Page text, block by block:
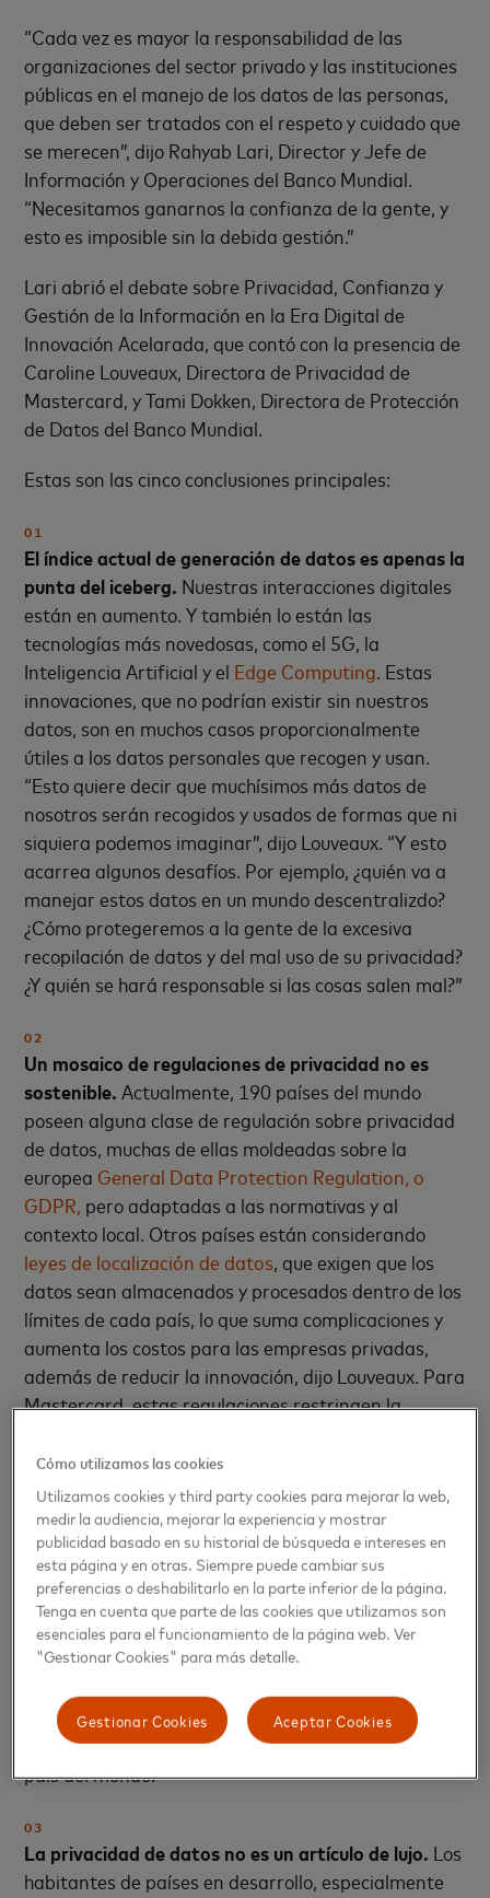
“Cada vez es mayor la responsabilidad de las
organizaciones del sector privado y las instituciones
públicas en el manejo de los datos de las personas,
que deben ser tratados con el respeto y cuidado que
se merecen”, dijo Rahyab Lari, Director y Jefe de
Información y Operaciones del Banco Mundial.
“Necesitamos ganarnos la confianza de la gente, y
esto es imposible sin la debida gestión.”
Lari abrió el debate sobre Privacidad, Confianza y
Gestión de la Información en la Era Digital de
Innovación Acelarada, que contó con la presencia de
Caroline Louveaux, Directora de Privacidad de
Mastercard, y Tami Dokken, Directora de Protección
de Datos del Banco Mundial.
Estas son las cinco conclusiones principales:
01
El índice actual de generación de datos es apenas la
punta del iceberg. Nuestras interacciones digitales
están en aumento. Y también lo están las
tecnologías más novedosas, como el 5G, la
Inteligencia Artificial y el Edge Computing. Estas
innovaciones, que no podrían existir sin nuestros
datos, son en muchos casos proporcionalmente
útiles a los datos personales que recogen y usan.
“Esto quiere decir que muchísimos más datos de
nosotros serán recogidos y usados de formas que ni
siquiera podemos imaginar”, dijo Louveaux. “Y esto
acarrea algunos desafíos. Por ejemplo, ¿quién va a
manejar estos datos en un mundo descentralizdo?
¿Cómo protegeremos a la gente de la excesiva
recopilación de datos y del mal uso de su privacidad?
¿Y quién se hará responsable si las cosas salen mal?”
02
Un mosaico de regulaciones de privacidad no es
sostenible.Actualmente, 190 países del mundo
poseen alguna clase de regulación sobre privacidad
de datos, muchas de ellas moldeadas sobre la
europea General Data Protection Regulation, o
GDPR, pero adaptadas a las normativas y al
contexto local. Otros países están considerando
leyes de localización de datos, que exigen que los
datos sean almacenados y procesados dentro de los
límites de cada país, lo que suma complicaciones y
aumenta los costos para las empresas privadas,
además de reducir la innovación, dijo Louveaux. Para
Mastercard, estas regulaciones restringen la
globalmente el fraude y la ciberdelincuencia, que no
conocen fronteras. Pero hay iniciativas
prometedoras, agregó, entre las que pueden citarse
elAsia-Pacific Economic Cooperation Cross-Border
Privacy Rules System,que creó un proceso de
certificación para aquellas compañías que cumplen
con las protecciones de privacidad de datos
internacionalmente reconocidas, y que les permite
esquema regional está evolucionando a un Foro
Global de Flujo de Datos, disponible para cualquier
país del mundo.
03
La privacidad de datos no es un artículo de lujo. Los
habitantes de países en desarrollo, especialmente
Cómo utilizamos las cookies
Utilizamos cookies y third party cookies para mejorar la web,
medir la audiencia, mejorar la experiencia y mostrar
publicidad basado en su historial de búsqueda e intereses en
esta página y en otras. Siempre puede cambiar sus
preferencias o deshabilitarlo en la parte inferior de la página.
Tenga en cuenta que parte de las cookies que utilizamos son
esenciales para el funcionamiento de la página web. Ver
"Gestionar Cookies" para más detalle.
Aceptar Cookies
Gestionar Cookies